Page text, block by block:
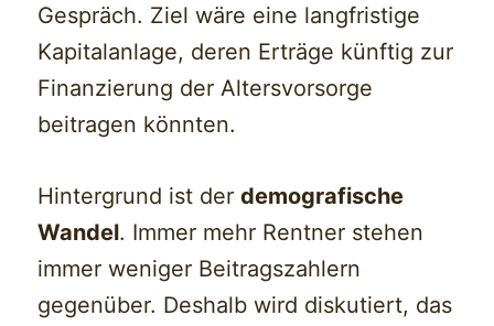
Gespräch. Ziel wäre eine langfristige
Kapitalanlage, deren Erträge künftig zur
Finanzierung der Altersvorsorge
beitragen könnten.
Hintergrund ist derdemografische
Wandel. Immer mehr Rentner stehen
immer weniger Beitragszahlern
gegenüber. Deshalb wird diskutiert, das